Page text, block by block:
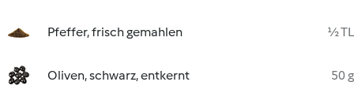
Pfeffer, frisch gemahlen ½ TL
Oliven, schwarz, entkernt 50 g